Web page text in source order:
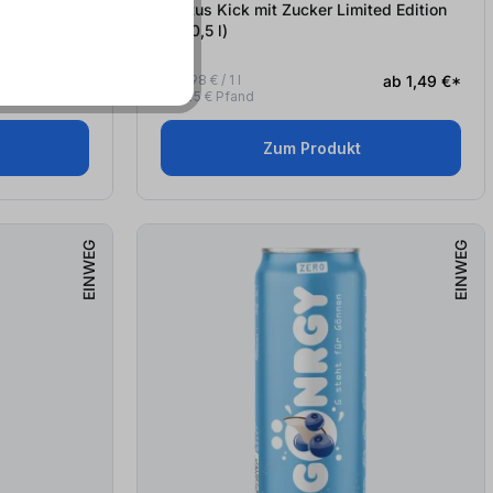
#5
Kaktus Kick mit Zucker Limited Edition
#4 (0,5 l)
ab 2,98 € / 1 l
+ 0,25 € Pfand
ab 1,49 €*
Zum Produkt
EINWEG EINWEG